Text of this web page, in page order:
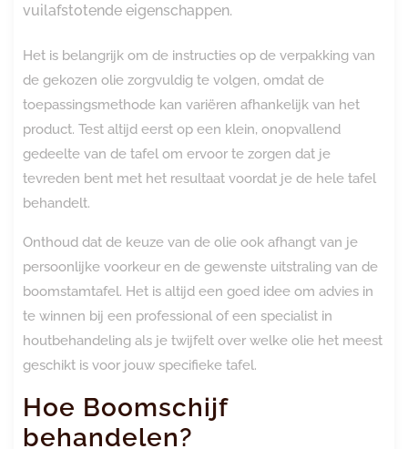
vuilafstotende eigenschappen.
Het is belangrijk om de instructies op de verpakking van
de gekozen olie zorgvuldig te volgen, omdat de
toepassingsmethode kan variëren afhankelijk van het
product. Test altijd eerst op een klein, onopvallend
gedeelte van de tafel om ervoor te zorgen dat je
tevreden bent met het resultaat voordat je de hele tafel
behandelt.
Onthoud dat de keuze van de olie ook afhangt van je
persoonlijke voorkeur en de gewenste uitstraling van de
boomstamtafel. Het is altijd een goed idee om advies in
te winnen bij een professional of een specialist in
houtbehandeling als je twijfelt over welke olie het meest
geschikt is voor jouw specifieke tafel.
Hoe Boomschijf
behandelen?